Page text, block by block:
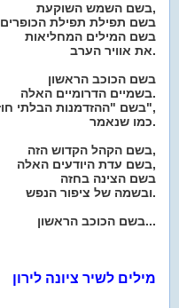
בשם השמש השוקעת,
בשם תפילת תפילת הכופרים
בשם המילים המחליאות
את אוויר הערב.
בשם הכוכב הראשון
בשמיים הדרומיים האלה.
בשם "ההזדמנות הבלתי חוזרת",
כמו שנאמר.
בשם הקהל הקדוש הזה,
בשם עדת היודעים האלה,
בשם הצינה בחזה
ובשמה של ציפור הנפש.
בשם הכוכב הראשון...
מילים לשיר ציונה לירון